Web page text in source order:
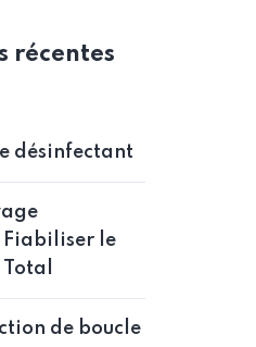
récentes
désinfectant
le
de boucle